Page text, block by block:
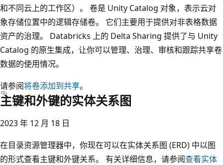
和不同云上的工作区）。 卷是 Unity Catalog 对象，表示云对
象存储位置中的逻辑存储卷。 它们主要用于提供对非表格数据
资产的治理。 Databricks 上的 Delta Sharing 提供了与 Unity
Catalog 的原生集成，让你可以管理、治理、审核和跟踪共享卷
数据的使用情况。
请参阅将卷添加到共享。
主键和外键的实体关系图
2023 年 12 月 18 日
在目录资源管理器中，你现在可以在实体关系图 (ERD) 中以图
的形式查看主键和外键关系。 有关详细信息，请参阅查看实体